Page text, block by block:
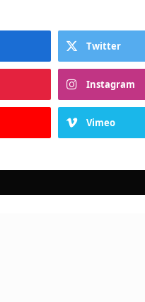
Twitter
Instagram
Vimeo